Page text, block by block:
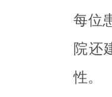
每位
院还
性。